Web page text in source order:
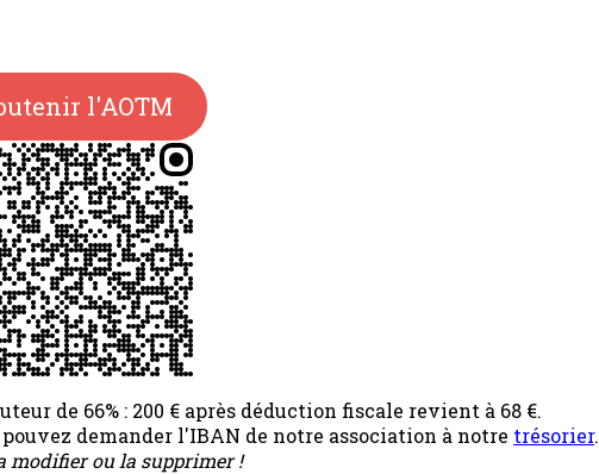
l'AOTM
de 66% : 200 € après déduction fiscale revient à 68 €.
demander l'IBAN de notre association à notre trésorier.
modifier ou la supprimer !